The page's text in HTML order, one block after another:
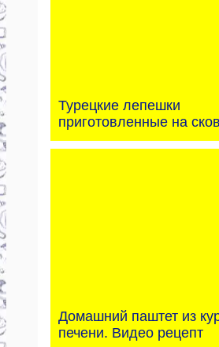
Турецкие лепешки
приготовленные на
Домашний паштет из
печени. Видео рецепт